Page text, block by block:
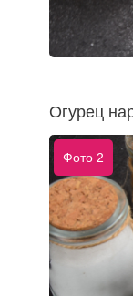
Огурец
Фото 2